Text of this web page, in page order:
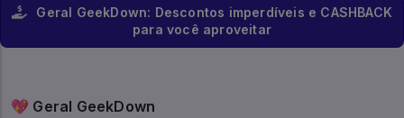
Geral GeekDown: Descontos imperdíveis e CASHBACK
para você aproveitar
💖 Geral GeekDown